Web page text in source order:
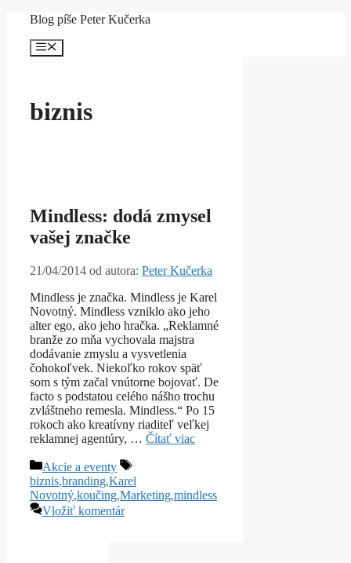
Preskočiť
Blog píše Peter Kučerka
Menu
biznis
Mindless: dodá zmysel
vašej značke
21/04/2014 od autora: Peter Kučerka
Mindless je značka. Mindless je Karel
Novotný. Mindless vzniklo ako jeho
alter ego, ako jeho hračka. „Reklamné
branže zo mňa vychovala majstra
dodávanie zmyslu a vysvetlenia
čohokoľvek. Niekoľko rokov späť
som s tým začal vnútorne bojovať. De
facto s podstatou celého nášho trochu
zvláštneho remesla. Mindless.“ Po 15
rokoch ako kreatívny riaditeľ veľkej
reklamnej agentúry, … Čítať viac
Kategórie
Akcie a eventy
Značky
biznis,branding,Karel
Novotný,koučing,Marketing,mindless
Vložiť komentár